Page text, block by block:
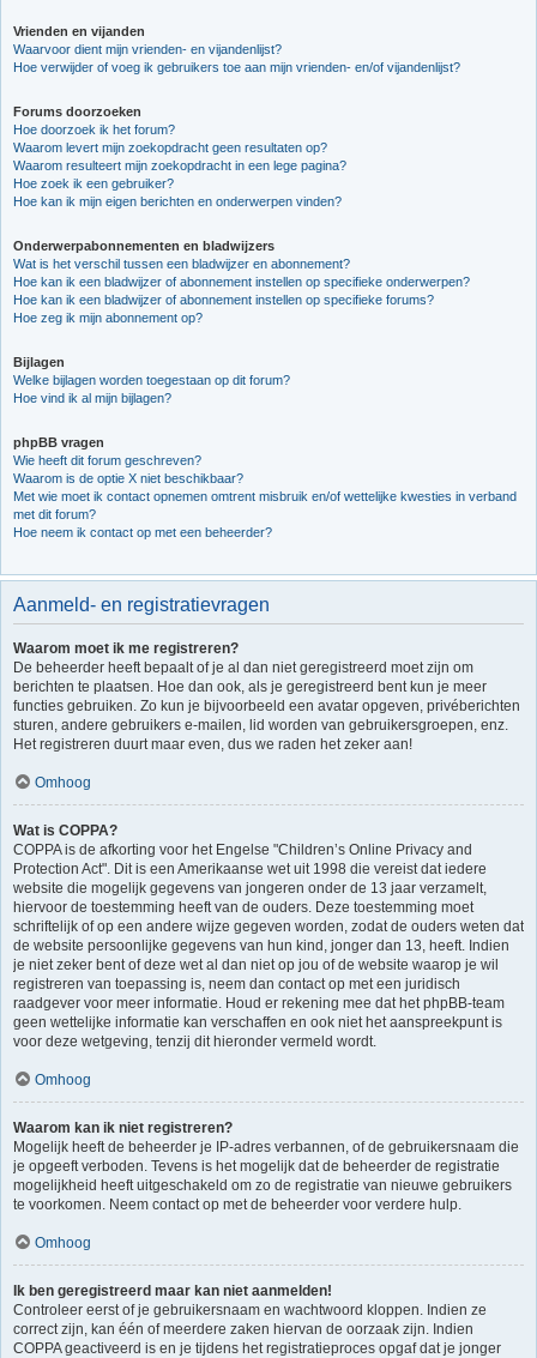
Vrienden en vijanden
Waarvoor dient mijn vrienden- en vijandenlijst?
Hoe verwijder of voeg ik gebruikers toe aan mijn vrienden- en/of vijandenlijst?
Forums doorzoeken
Hoe doorzoek ik het forum?
Waarom levert mijn zoekopdracht geen resultaten op?
Waarom resulteert mijn zoekopdracht in een lege pagina?
Hoe zoek ik een gebruiker?
Hoe kan ik mijn eigen berichten en onderwerpen vinden?
Onderwerpabonnementen en bladwijzers
Wat is het verschil tussen een bladwijzer en abonnement?
Hoe kan ik een bladwijzer of abonnement instellen op specifieke onderwerpen?
Hoe kan ik een bladwijzer of abonnement instellen op specifieke forums?
Hoe zeg ik mijn abonnement op?
Bijlagen
Welke bijlagen worden toegestaan op dit forum?
Hoe vind ik al mijn bijlagen?
phpBB vragen
Wie heeft dit forum geschreven?
Waarom is de optie X niet beschikbaar?
Met wie moet ik contact opnemen omtrent misbruik en/of wettelijke kwesties in verband
met dit forum?
Hoe neem ik contact op met een beheerder?
Aanmeld- en registratievragen
Waarom moet ik me registreren?
De beheerder heeft bepaalt of je al dan niet geregistreerd moet zijn om
berichten te plaatsen. Hoe dan ook, als je geregistreerd bent kun je meer
functies gebruiken. Zo kun je bijvoorbeeld een avatar opgeven, privéberichten
sturen, andere gebruikers e-mailen, lid worden van gebruikersgroepen, enz.
Het registreren duurt maar even, dus we raden het zeker aan!
Omhoog
Wat is COPPA?
COPPA is de afkorting voor het Engelse "Children’s Online Privacy and
Protection Act". Dit is een Amerikaanse wet uit 1998 die vereist dat iedere
website die mogelijk gegevens van jongeren onder de 13 jaar verzamelt,
hiervoor de toestemming heeft van de ouders. Deze toestemming moet
schriftelijk of op een andere wijze gegeven worden, zodat de ouders weten dat
de website persoonlijke gegevens van hun kind, jonger dan 13, heeft. Indien
je niet zeker bent of deze wet al dan niet op jou of de website waarop je wil
registreren van toepassing is, neem dan contact op met een juridisch
raadgever voor meer informatie. Houd er rekening mee dat het phpBB-team
geen wettelijke informatie kan verschaffen en ook niet het aanspreekpunt is
voor deze wetgeving, tenzij dit hieronder vermeld wordt.
Omhoog
Waarom kan ik niet registreren?
Mogelijk heeft de beheerder je IP-adres verbannen, of de gebruikersnaam die
je opgeeft verboden. Tevens is het mogelijk dat de beheerder de registratie
mogelijkheid heeft uitgeschakeld om zo de registratie van nieuwe gebruikers
te voorkomen. Neem contact op met de beheerder voor verdere hulp.
Omhoog
Ik ben geregistreerd maar kan niet aanmelden!
Controleer eerst of je gebruikersnaam en wachtwoord kloppen. Indien ze
correct zijn, kan één of meerdere zaken hiervan de oorzaak zijn. Indien
COPPA geactiveerd is en je tijdens het registratieproces opgaf dat je jonger